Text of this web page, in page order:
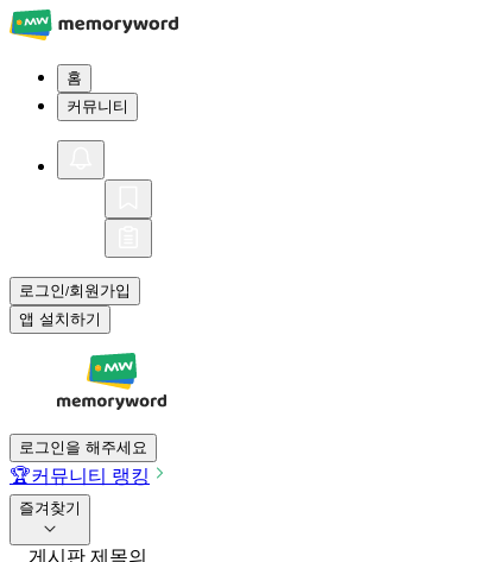
홈
커뮤니티
로그인/회원가입
앱 설치하기
로그인을 해주세요
🏆커뮤니티 랭킹
즐겨찾기
게시판 제목의